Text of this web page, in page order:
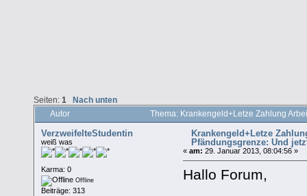
Seiten: 1 Nach unten
Autor Thema: Krankengeld+Letze Zahlung
VerzweifelteStudentin
weiß was
Karma: 0
Offline
Beiträge: 313
Krankengeld+Letze
Pfändungsgrenze: Und
« am: 29. Januar 2013, 08:04:56 »
Hallo Forum,